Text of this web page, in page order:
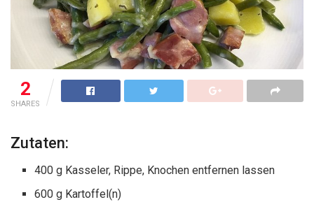
2
SHARES
Zutaten:
400 g Kasseler, Rippe, Knochen entfernen lassen
600 g Kartoffel(n)